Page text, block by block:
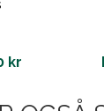
kr